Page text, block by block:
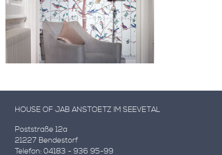
HOUSE OF JAB ANSTOETZ IM SEEVETAL
Poststraße 12a
21227 Bendestorf
Telefon: 04183 - 936 95-99